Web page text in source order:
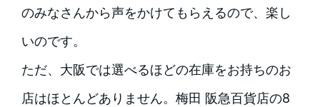
のみなさんから声をかけてもらえるので、楽し
いのです。
ただ、大阪では選べるほどの在庫をお持ちのお
店はほとんどありません。梅田 阪急百貨店の8